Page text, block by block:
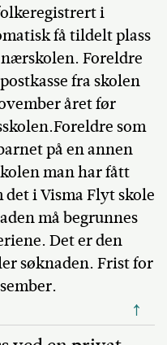
i
få tildelt plass
Foreldre
fra skolen
året før
som
på en annen
man har fått
det i Visma Flyt skole
må begrunnes
Det er den
søknaden. Frist for
↑